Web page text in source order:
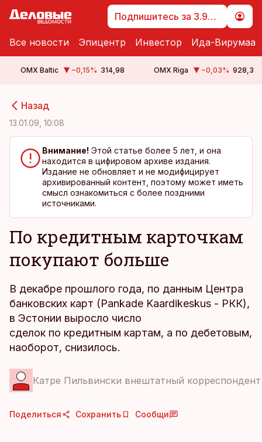
Подпишитесь за 3.99 €
Все новости Эпицентр Инвестор Ида-Вирумаа
OMX Baltic −0,15% 314,98 OMX Riga −0,03% 928,3
Назад
13.01.09, 10:08
Внимание! Этой статье более 5 лет, и она
находится в цифировом архиве издания.
Издание не обновляет и не модифицирует
архивированный контент, поэтому может иметь
смысл ознакомиться с более поздними
источниками.
По кредитным карточкам
покупают больше
В декабре прошлого года, по данным Центра
банковских карт (Pankade Kaardikeskus - РКК),
в Эстонии выросло число
сделок по кредитным картам, а по дебетовым,
наоборот, снизилось.
Катре Пильвински внештатный корреспондент
Поделиться Сохранить Сообщи